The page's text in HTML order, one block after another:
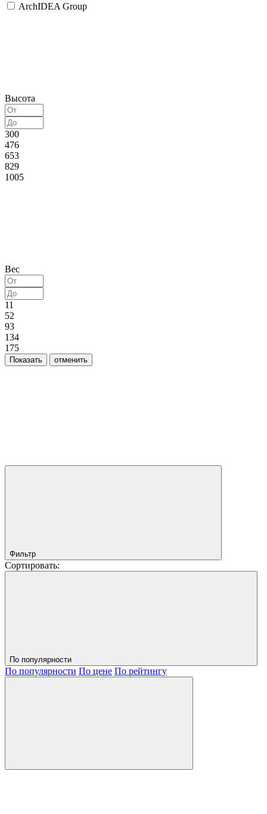
ArchIDEA Group
Высота
300
476
653
829
1005
Вес
11
52
93
134
175
Фильтр
Сортировать:
По популярности
По популярности По цене По рейтингу